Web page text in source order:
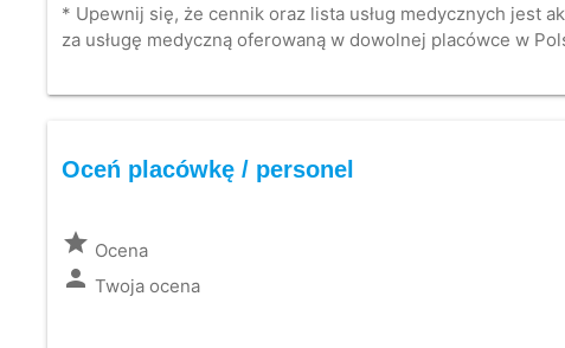
* Upewnij się, że cennik oraz lista usług medycznych jest
za usługę medyczną oferowaną w dowolnej placówce w
Oceń placówkę / personel
grade Ocena
person Twoja ocena